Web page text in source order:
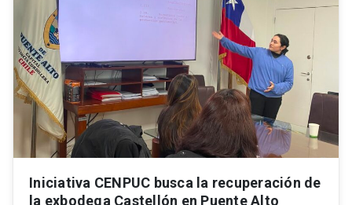
Iniciativa CENPUC busca la recuperación de
la exbodega Castellón en Puente Alto